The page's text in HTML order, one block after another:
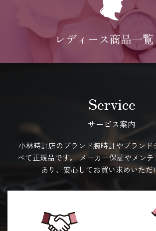
レディース商品一覧
Service
サービス案内
小林時計店のブランド腕時計やブランド
べて正規品です。
メーカー保証やメン
あり、安心してお買い求めいただ